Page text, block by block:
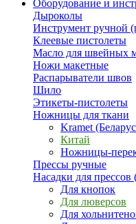
Оборудование и
Дыроколы
Инструмент ручной
Клеевые пистолеты
Масло для швейных
Ножи макетные
Распарыватели швов
Шило
Этикеты-пистолеты
Ножницы для ткани
Kramet
Китай
Ножницы-
Прессы ручные
Насадки для
Для кнопок
Для люверсов
Для